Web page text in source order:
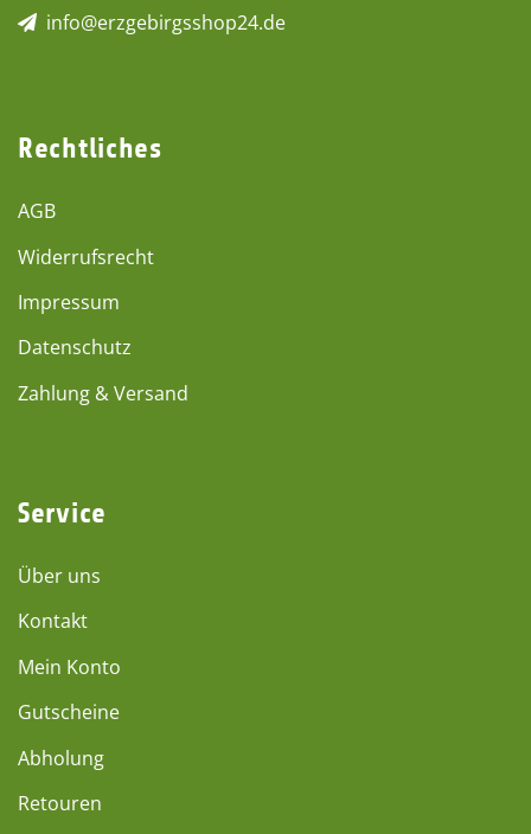
info@erzgebirgsshop24.de
Rechtliches
AGB
Widerrufsrecht
Impressum
Datenschutz
Zahlung & Versand
Service
Über uns
Kontakt
Mein Konto
Gutscheine
Abholung
Retouren